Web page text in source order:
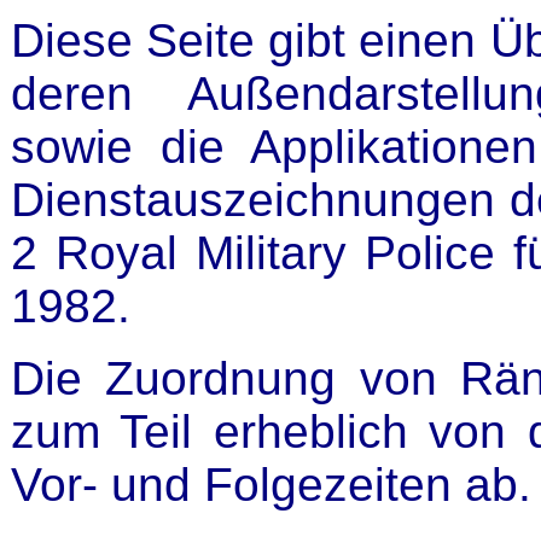
Diese Seite gibt einen
deren
sowie die
Dienstauszeichnungen
2 Royal Military Police
1982.
Die Zuordnung von
zum Teil erheblich von
Vor- und Folgezeiten ab.